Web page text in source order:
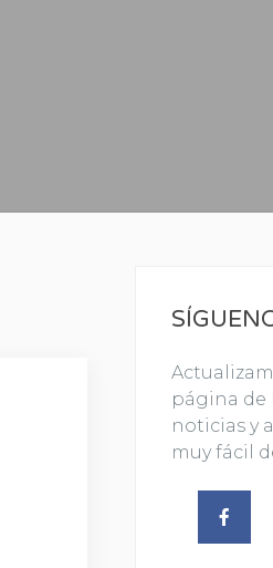
página de
noticias y
muy fácil